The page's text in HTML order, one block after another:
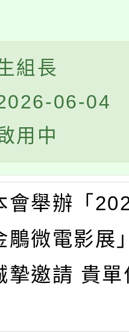
組長
06-04
用中
會舉辦「
鵰微電影展
摯邀請 貴